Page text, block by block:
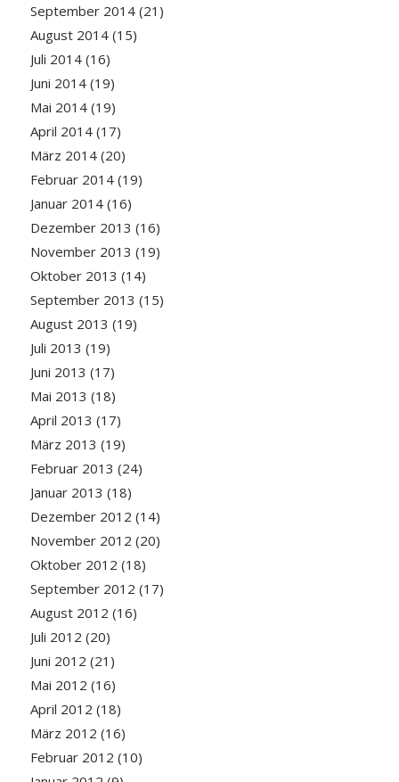
September 2014(21)
August 2014(15)
Juli 2014(16)
Juni 2014(19)
Mai 2014(19)
April 2014(17)
März 2014(20)
Februar 2014(19)
Januar 2014(16)
Dezember 2013 (16)
November 2013 (19)
Oktober 2013 (14)
September 2013 (15)
August 2013 (19)
Juli 2013 (19)
Juni 2013 (17)
Mai 2013 (18)
April 2013 (17)
März 2013 (19)
Februar 2013 (24)
Januar 2013 (18)
Dezember 2012 (14)
November 2012 (20)
Oktober 2012 (18)
September 2012 (17)
August 2012 (16)
Juli 2012 (20)
Juni 2012 (21)
Mai 2012 (16)
April 2012 (18)
März 2012 (16)
Februar 2012 (10)